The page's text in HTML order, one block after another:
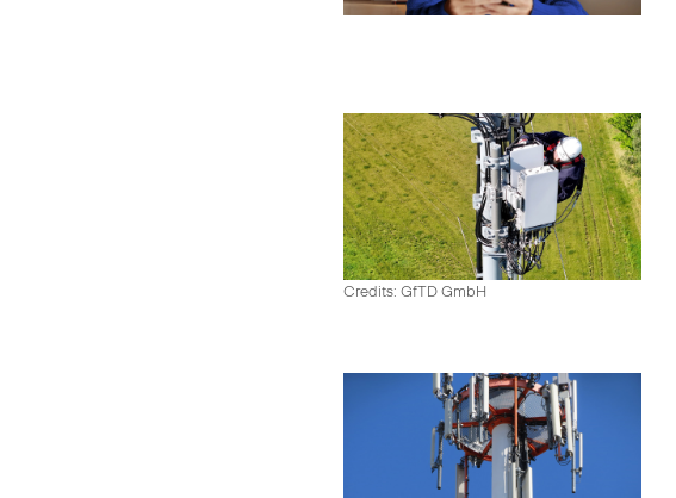
Credits: GfTD GmbH